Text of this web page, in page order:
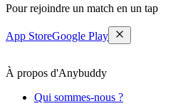
Pour rejoindre un match en un tap
App StoreGoogle Play
À propos d'Anybuddy
Qui sommes-nous ?